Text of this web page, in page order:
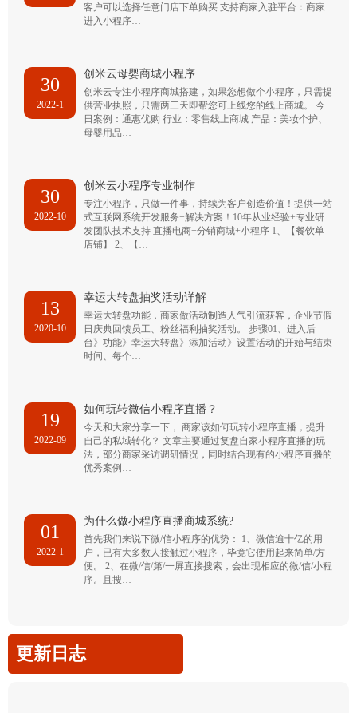
客户可以选择任意门店下单购买 支持商家入驻平台：商家
进入小程序…
30
2022-1
创米云母婴商城小程序
创米云专注小程序商城搭建，如果您想做个小程序，只需提
供营业执照，只需两三天即帮您可上线您的线上商城。 今
日案例：通惠优购 行业：零售线上商城 产品：美妆个护、
母婴用品…
30
2022-10
创米云小程序专业制作
专注小程序，只做一件事，持续为客户创造价值！提供一站
式互联网系统开发服务+解决方案！10年从业经验+专业研
发团队技术支持 直播电商+分销商城+小程序 1、【餐饮单
店铺】 2、【…
13
2020-10
幸运大转盘抽奖活动详解
幸运大转盘功能，商家做活动制造人气引流获客，企业节假
日庆典回馈员工、粉丝福利抽奖活动。 步骤01、进入后
台》功能》幸运大转盘》添加活动》设置活动的开始与结束
时间、每个…
19
2022-09
如何玩转微信小程序直播？
今天和大家分享一下， 商家该如何玩转小程序直播，提升
自己的私域转化？ 文章主要通过复盘自家小程序直播的玩
法，部分商家采访调研情况，同时结合现有的小程序直播的
优秀案例…
01
2022-1
为什么做小程序直播商城系统?
首先我们来说下微/信小程序的优势： 1、微信逾十亿的用
户，已有大多数人接触过小程序，毕竟它使用起来简单/方
便。 2、在微/信/第/一屏直接搜索，会出现相应的微/信/小程
序。且搜…
更新日志